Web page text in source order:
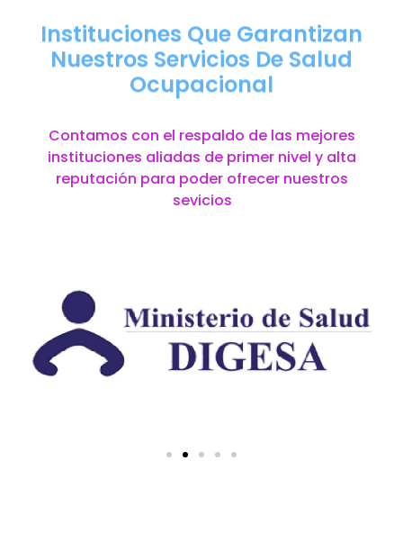
Instituciones Que Garantizan
Nuestros Servicios De Salud
Ocupacional
Contamos con el respaldo de las mejores
instituciones aliadas de primer nivel y alta
reputación para poder ofrecer nuestros
sevicios